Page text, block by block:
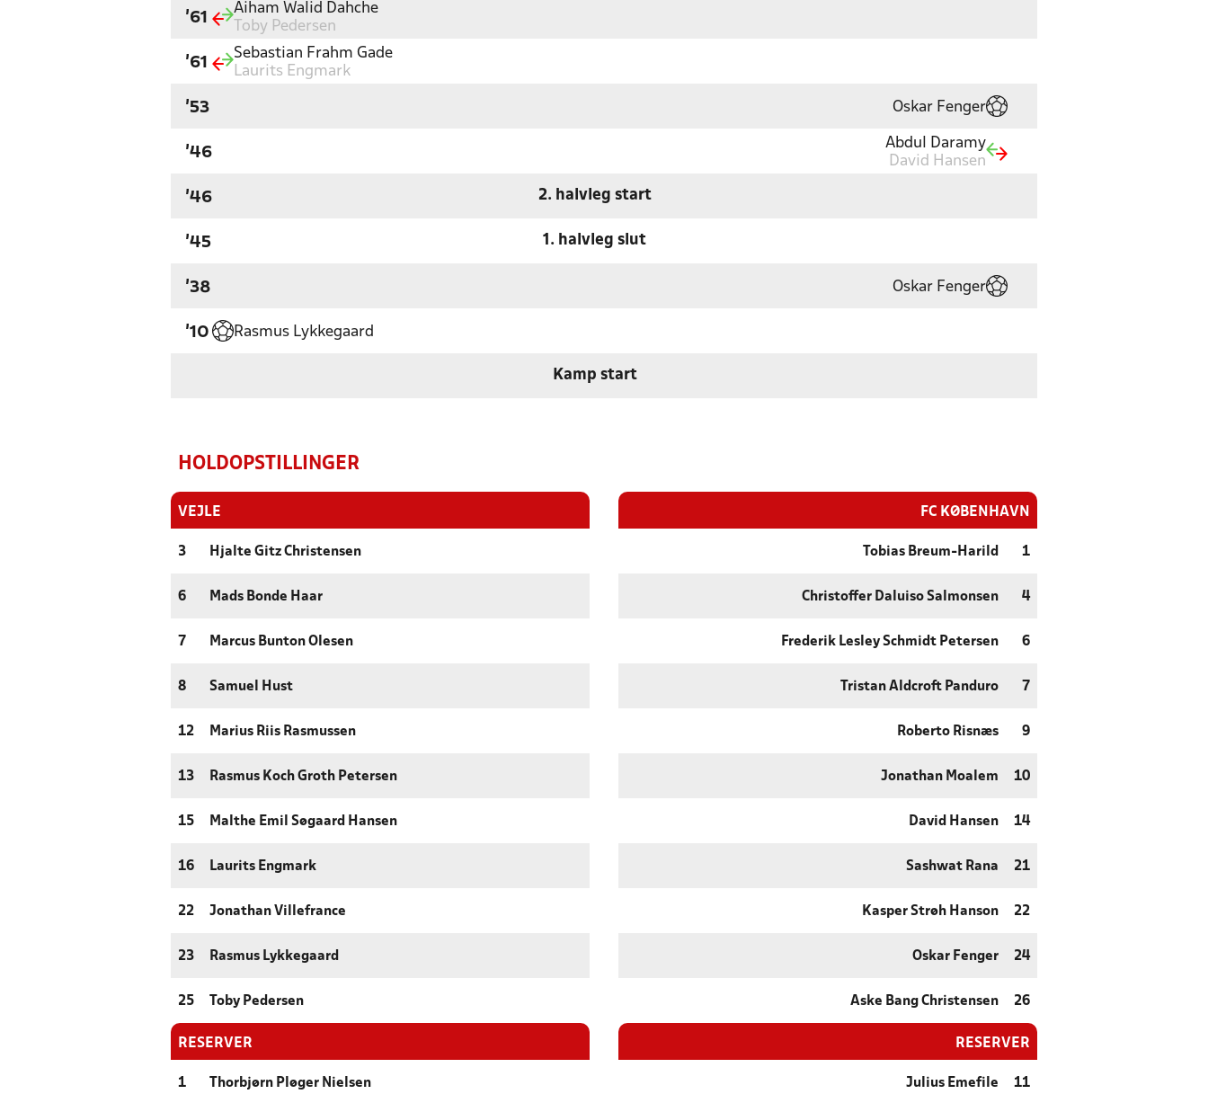
'61
Aiham Walid Dahche
Toby Pedersen
'61
Sebastian Frahm Gade
Laurits Engmark
'53 Oskar Fenger
'46
Abdul Daramy
David Hansen
'46 2. halvleg start
'45 1. halvleg slut
'38 Oskar Fenger
'10 Rasmus Lykkegaard
Kamp start
HOLDOPSTILLINGER
VEJLE
3 Hjalte Gitz Christensen
6 Mads Bonde Haar
7 Marcus Bunton Olesen
8 Samuel Hust
12 Marius Riis Rasmussen
13 Rasmus Koch Groth Petersen
15 Malthe Emil Søgaard Hansen
16 Laurits Engmark
22 Jonathan Villefrance
23 Rasmus Lykkegaard
25 Toby Pedersen
RESERVER
1 Thorbjørn Pløger Nielsen
FC KØBENHAVN
Tobias Breum-Harild 1
Christoffer Daluiso Salmonsen 4
Frederik Lesley Schmidt Petersen 6
Tristan Aldcroft Panduro 7
Roberto Risnæs 9
Jonathan Moalem 10
David Hansen 14
Sashwat Rana 21
Kasper Strøh Hanson 22
Oskar Fenger 24
Aske Bang Christensen 26
RESERVER
Julius Emefile 11